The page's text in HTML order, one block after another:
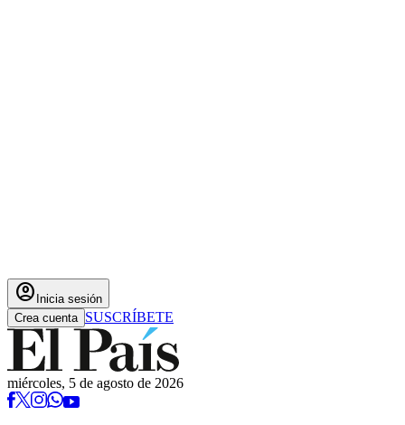
account_circle Inicia sesión
Crea cuenta SUSCRÍBETE
miércoles, 5 de agosto de 2026